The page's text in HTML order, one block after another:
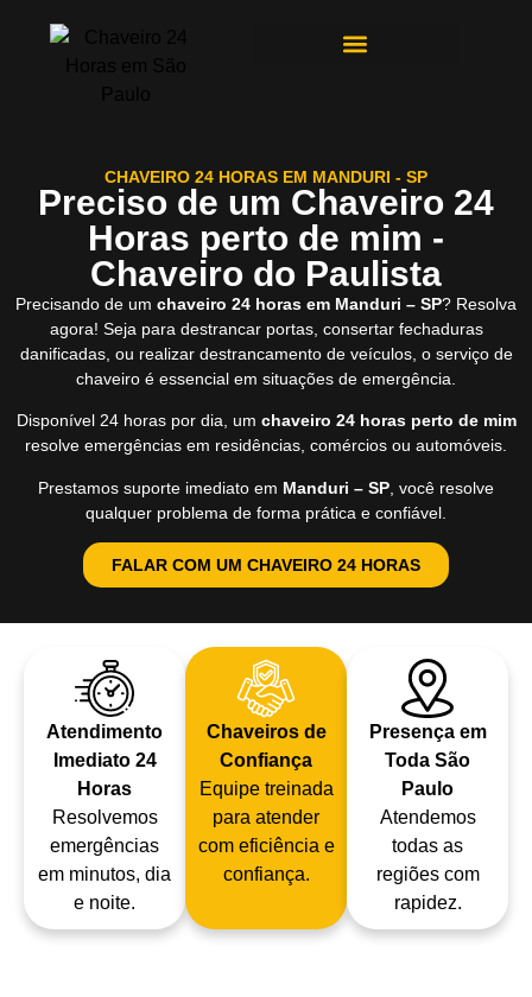
CHAVEIRO 24 HORAS EM MANDURI - SP
Preciso de um Chaveiro 24
Horas perto de mim -
Chaveiro do Paulista
Precisando de um chaveiro 24 horas em Manduri – SP? Resolva
agora! Seja para destrancar portas, consertar fechaduras
danificadas, ou realizar destrancamento de veículos, o serviço de
chaveiro é essencial em situações de emergência.
Disponível 24 horas por dia, um chaveiro 24 horas perto de mim
resolve emergências em residências, comércios ou automóveis.
Prestamos suporte imediato em Manduri – SP , você resolve
qualquer problema de forma prática e confiável.
FALAR COM UM CHAVEIRO 24 HORAS
Atendimento
Imediato 24
Horas
Resolvemos
emergências
em minutos, dia
e noite.
Chaveiros de
Confiança
Equipe treinada
para atender
com eficiência e
confiança.
Presença em
Toda São
Paulo
Atendemos
todas as
regiões com
rapidez.